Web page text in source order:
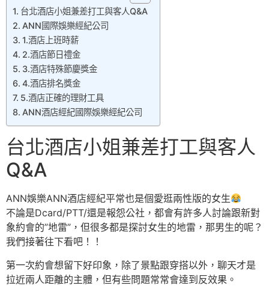
台北酒店小姐兼差打工與客人Q&A
ANN國際娛樂經紀公司
1.酒店上班時薪
2.酒店節日禮金
3.酒店特殊節慶獎金
4.酒店排名獎金
5.酒店正確的理財工具
ANN酒店經紀國際娛樂經紀公司
台北酒店小姐兼差打工與客人
Q&A
ANN娛樂ANN酒店經紀平常也是個愛逛兩性版的女生
不論是Dcard/PTT/還是報怨公社，都會有許多人討論跟新對
象約會的”地雷”，但很多都是探討女生的地雷，那男生的呢？
我們接著往下看吧！！
第一次約會想留下好印象，除了景點跟穿搭以外，聊天才是
拉近兩人距離的主體，但有些問題常常會達到反效果。